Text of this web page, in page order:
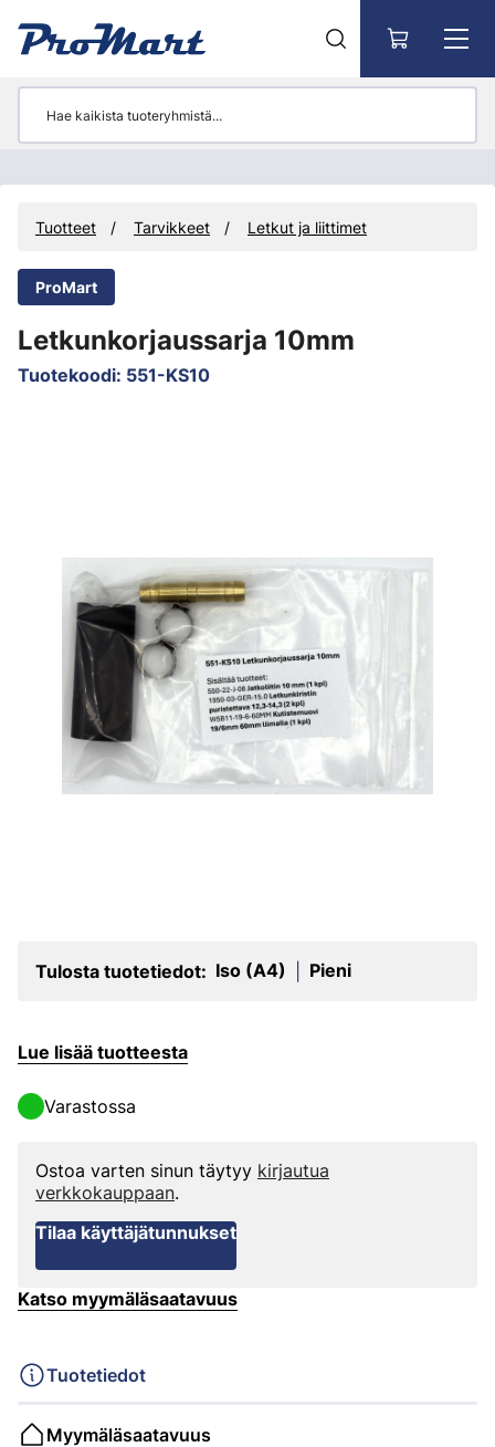
Tuotteet Tarvikkeet Letkut ja liittimet
ProMart
Letkunkorjaussarja 10mm
Tuotekoodi: 551-KS10
Tulosta tuotetiedot: Iso (A4) Pieni
Lue lisää tuotteesta
Varastossa
Ostoa varten sinun täytyy kirjautua
verkkokauppaan.
Tilaa käyttäjätunnukset
Katso myymäläsaatavuus
Tuotetiedot
Myymäläsaatavuus